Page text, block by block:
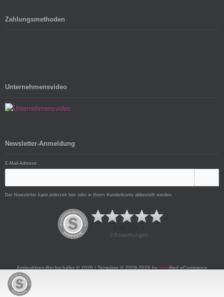
Zahlungsmethoden
Unternehmensvideo
Newsletter-Anmeldung
E-Mail-Adresse:
Der Newsletter kann jederzeit hier oder in Ihrem Kundenkonto abbestellt werden.
Antiquitäten-Beckschäfer © 2026 | Template © 2009-2026 by modified eCommerce